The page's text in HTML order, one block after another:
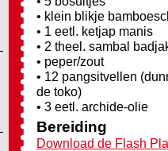
• klein blikje
• 1 eetl. ketjap manis
• 2 theel. sambal
• peper/zout
• 12 pangsitvellen
de toko)
• 3 eetl. archide-olie
Bereiding
Download de Flash